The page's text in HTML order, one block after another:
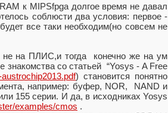
к MIPSfpga долгое время не давал
соблюсти два условия: первое -
все таки необходим(но совсем не
не на ПЛИС,и тогда конечно же на ум
со статьей “Yosys - A Free
) становится понятно
например: буфер, NOR, NAND и
155 серии. И да, в исходниках Yosys
examples/cmos .